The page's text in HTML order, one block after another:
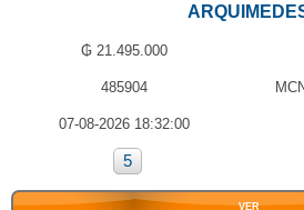
₲ 21.495.000
485904
07-08-2026 18:32:00
5
VER